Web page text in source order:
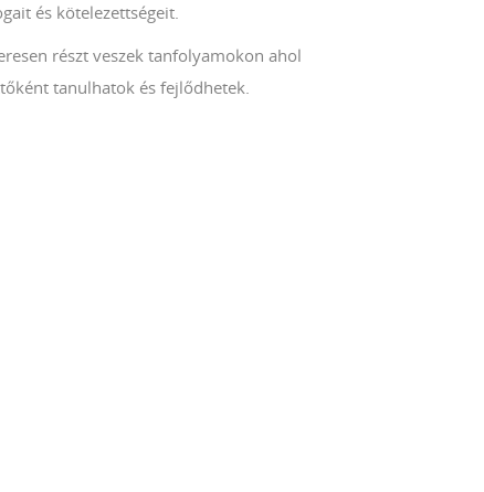
és kötelezettségeit.
részt veszek tanfolyamokon ahol
tanulhatok és fejlődhetek.